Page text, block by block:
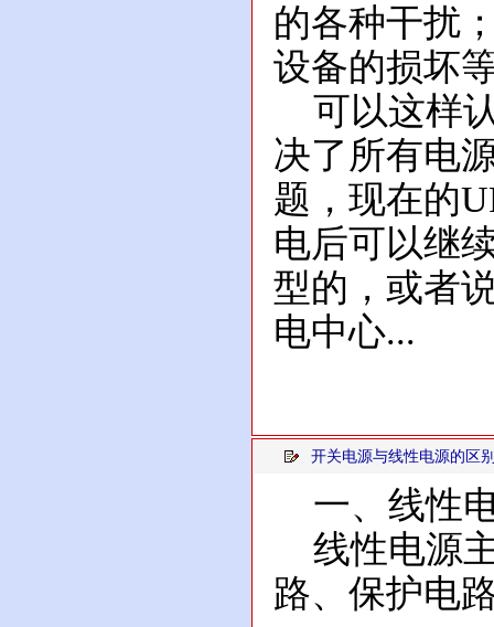
的各种干扰
设备的损坏
可以这样
决了所有电
题，现在的
电后可以继
型的，或者
电中心...
开关电源与线性电源的区
一、线性
线性电源
路、保护电